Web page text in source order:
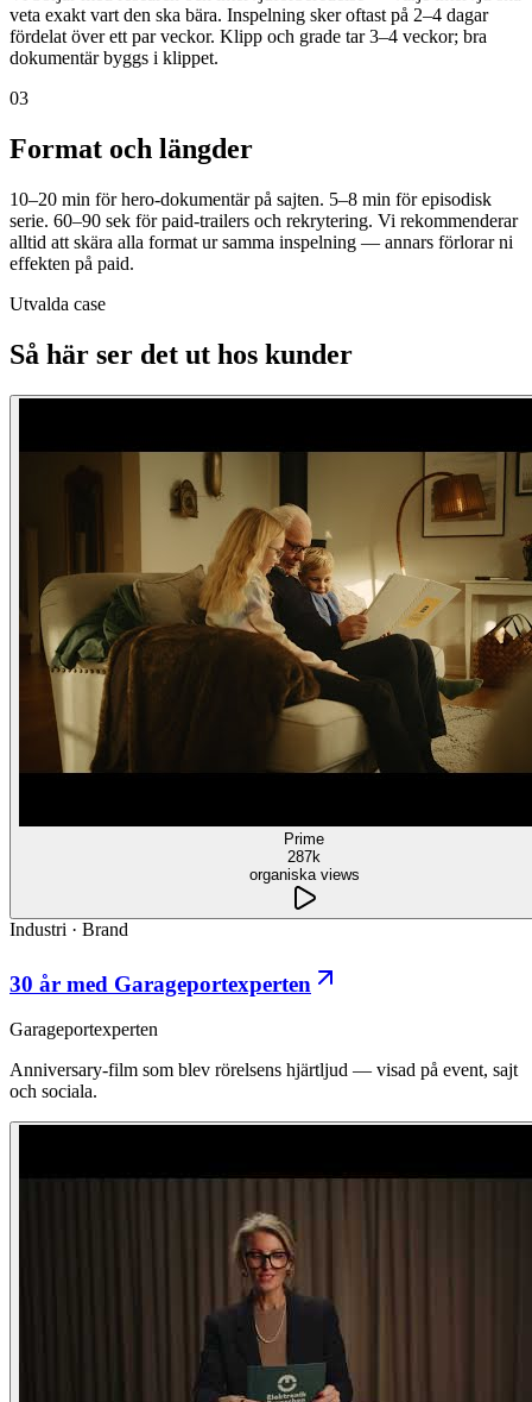
veta exakt vart den ska bära. Inspelning sker oftast på 2–4 dagar
fördelat över ett par veckor. Klipp och grade tar 3–4 veckor; bra
dokumentär byggs i klippet.
03
Format och längder
10–20 min för hero-dokumentär på sajten. 5–8 min för episodisk
serie. 60–90 sek för paid-trailers och rekrytering. Vi rekommenderar
alltid att skära alla format ur samma inspelning — annars förlorar ni
effekten på paid.
Utvalda case
Så här ser det ut hos kunder
Prime
287k
organiska views
Industri · Brand
30 år med Garageportexperten
Garageportexperten
Anniversary-film som blev rörelsens hjärtljud — visad på event, sajt
och sociala.